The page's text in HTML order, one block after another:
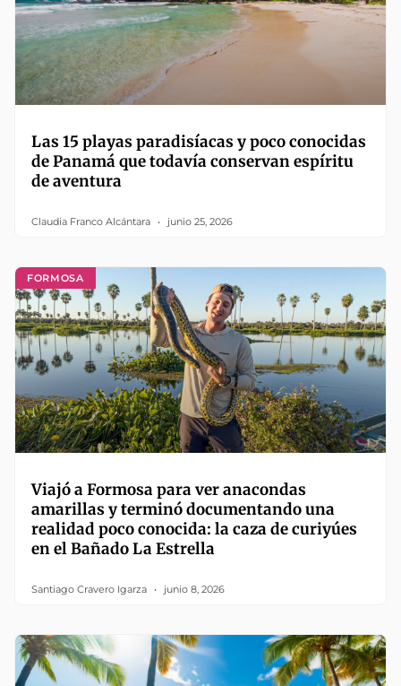
Las 15 playas paradisíacas y poco conocidas
de Panamá que todavía conservan espíritu
de aventura
Claudia Franco Alcántara junio 25, 2026
FORMOSA
Viajó a Formosa para ver anacondas
amarillas y terminó documentando una
realidad poco conocida: la caza de curiyúes
en el Bañado La Estrella
Santiago Cravero Igarza junio 8, 2026